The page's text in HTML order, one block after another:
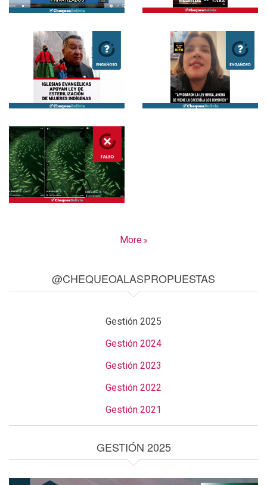
More
@CHEQUEOALASPROPUESTAS
Gestión 2025
Gestión 2024
Gestión 2023
Gestión 2022
Gestión 2021
GESTIÓN 2025